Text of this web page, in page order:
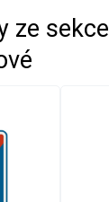
ze sekce